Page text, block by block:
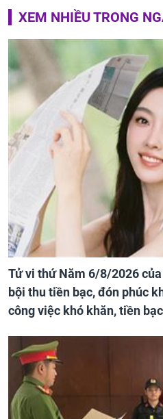
XEM NHIỀU TRONG
Tử vi thứ Năm 6/8/2026
bội thu tiền bạc, đón phúc
công việc khó khăn, tiền